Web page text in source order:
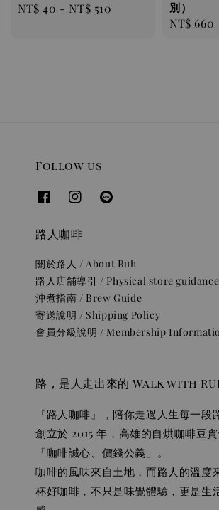
Regular
NT$ 40 - NT$ 510
別）
Sale
NT$ 660
Follow us
路人咖啡
關於路人 / About Ruh
路人店舖導引 / Physical store guidance
沖煮指南 / Brew Guide
寄送說明 / Shipping Policy
會員分級說明 / Membership
路，是人走出來的 Walk with
『路人咖啡』，陪你走過人生每一段
創立於 2015 年，高雄的自烘咖啡豆
「咖啡誠心、價錢公義」。
咖啡的風味來自土地，而路人的溫度
杯好咖啡，不只是味覺體驗，更是生